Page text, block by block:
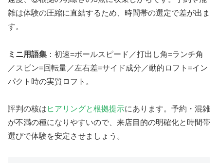
雑は体験の圧縮に直結するため、時間帯の選定で差が出ま
す。
ミニ用語集 ：初速=ボールスピード／打出し角=ランチ角
／スピン=回転量／左右差=サイド成分／動的ロフト=イン
パクト時の実質ロフト。
評判の核は ヒアリングと根拠提示にあります。予約・混雑
が不満の種になりやすいので、来店目的の明確化と時間帯
選びで体験を安定させましょう。